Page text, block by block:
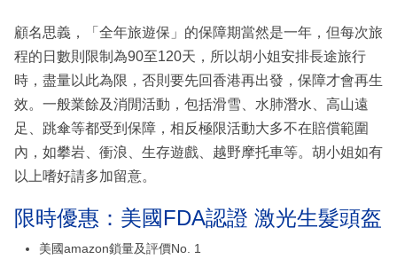
顧名思義，「全年旅遊保」的保障期當然是一年，但每次旅
程的日數則限制為90至120天，所以胡小姐安排長途旅行
時，盡量以此為限，否則要先回香港再出發，保障才會再生
效。一般業餘及消閒活動，包括滑雪、水肺潛水、高山遠
足、跳傘等都受到保障，相反極限活動大多不在賠償範圍
內，如攀岩、衝浪、生存遊戲、越野摩托車等。胡小姐如有
以上嗜好請多加留意。
限時優惠：美國FDA認證 激光生髮頭盔
美國amazon鎖量及評價No. 1